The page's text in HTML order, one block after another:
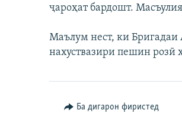
ҷароҳат бардошт.
Маълум нест, ки
нахуствазири пешин розӣ
Ба дигарон фиристед